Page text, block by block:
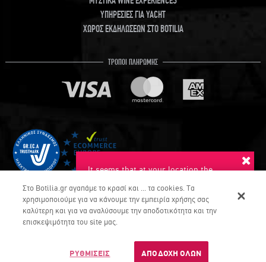
It seems that at your location the
want to switch to this language?
Dont ask again
ΥΠΗΡΕΣΙΕΣ ΓΙΑ YACHT
ΧΩΡΟΣ ΕΚΔΗΛΩΣΕΩΝ ΣΤΟ BOTILIA
ΤΡΟΠΟΙ ΠΛΗΡΩΜΗΣ
DEVELOPED & DELIVERED BY UMOBIT SA
Στο Botilia.gr αγαπάμε το κρασί και ... τα cookies. Τα
χρησιμοποιούμε για να κάνουμε την εμπειρία χρήσης σας
καλύτερη και για να αναλύσουμε την αποδοτικότητα και την
επισκεψιμότητα του site μας.
ΡΥΘΜΙΣΕΙΣ ΑΠΟΔΟΧΗ ΟΛΩΝ